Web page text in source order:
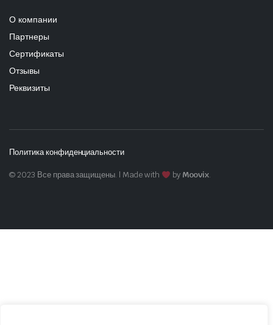
О компании
Партнеры
Сертификаты
Отзывы
Реквизиты
Политика конфиденциальности
© 2023 Все права защищены. | Made with by Moovix.